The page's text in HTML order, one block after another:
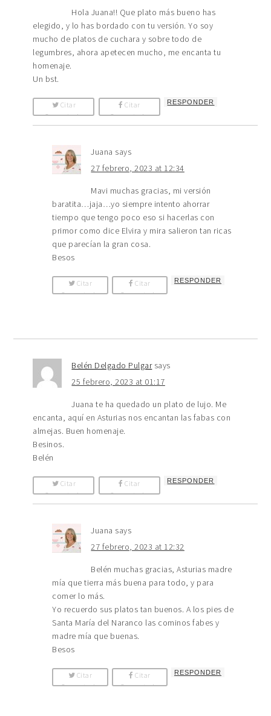
Hola Juana!! Que plato más bueno has
elegido, y lo has bordado con tu versión. Yo soy
mucho de platos de cuchara y sobre todo de
legumbres, ahora apetecen mucho, me encanta tu
homenaje.
Un bst.
Citar
Comentario
Citar
Comentario
RESPONDER
Juana says
27 febrero, 2023 at 12:34
Mavi muchas gracias, mi versión
baratita…jaja…yo siempre intento ahorrar
tiempo que tengo poco eso si hacerlas con
primor como dice Elvira y mira salieron tan ricas
que parecían la gran cosa.
Besos
Citar
Comentario
Citar
Comentario
RESPONDER
Belén Delgado Pulgar says
25 febrero, 2023 at 01:17
Juana te ha quedado un plato de lujo. Me
encanta, aquí en Asturias nos encantan las fabas con
almejas. Buen homenaje.
Besinos.
Belén
Citar
Comentario
Citar
Comentario
RESPONDER
Juana says
27 febrero, 2023 at 12:32
Belén muchas gracias, Asturias madre
mía que tierra más buena para todo, y para
comer lo más.
Yo recuerdo sus platos tan buenos. A los pies de
Santa María del Naranco las cominos fabes y
madre mía que buenas.
Besos
Citar
Comentario
Citar
Comentario
RESPONDER